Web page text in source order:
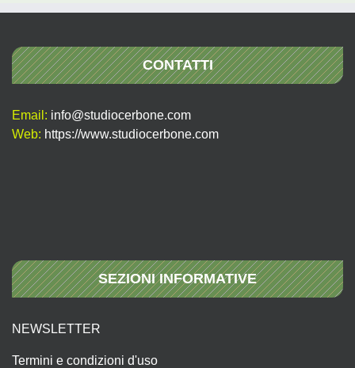
CONTATTI
Email: info@studiocerbone.com
Web: https://www.studiocerbone.com
SEZIONI INFORMATIVE
NEWSLETTER
Termini e condizioni d'uso